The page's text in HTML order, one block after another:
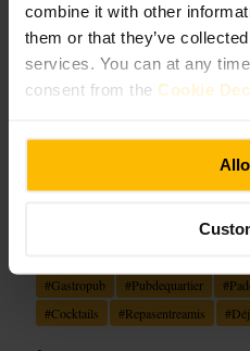
combine it with other
them or that they’ve
services. You can at any
consent from the Cookie
4,6
4
Tripadvisor
Un gastropub
#Gastropub #Pubdequartier #
#Cocktails #Repasentreamis #